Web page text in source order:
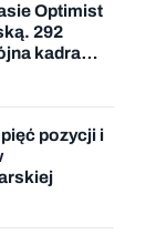
Optimist
292
kadra
pozycji i